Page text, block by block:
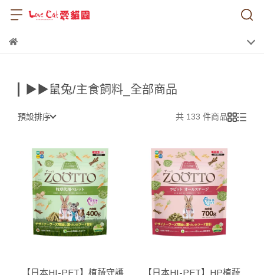
▶▶鼠兔/主食飼料_全部商品
預設排序 共 133 件商品
【日本HI-PET】植蔬守護
【日本HI-PET】HP植蔬